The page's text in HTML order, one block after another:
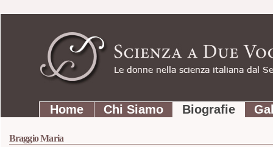
contenuti.
Strumenti
personali
SezioniHome Chi Siamo Biografie
Braggio Maria